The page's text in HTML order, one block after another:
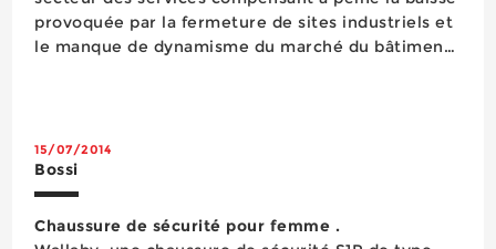
provoquée par la fermeture de sites industriels et
le manque de dynamisme du marché du bâtiment,
15/07/2014
Bossi
Chaussure de sécurité pour femme .